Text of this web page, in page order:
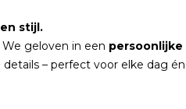
stijl.
We geloven in een persoonlijke
– perfect voor elke dag én